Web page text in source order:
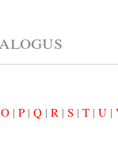
O | P | Q | R | S | T | U |